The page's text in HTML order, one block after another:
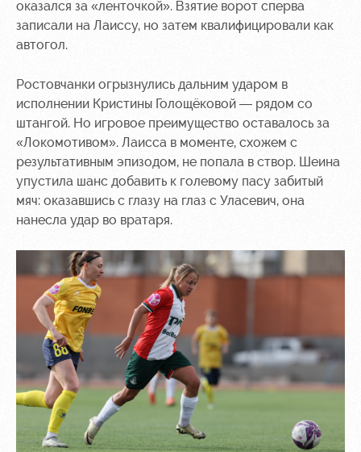
оказался за «ленточкой». Взятие ворот сперва
записали на Лаиссу, но затем квалифицировали как
автогол.
Ростовчанки огрызнулись дальним ударом в
исполнении Кристины Голощёковой — рядом со
штангой. Но игровое преимущество оставалось за
«Локомотивом». Лаисса в моменте, схожем с
результативным эпизодом, не попала в створ. Шеина
упустила шанс добавить к голевому пасу забитый
мяч: оказавшись с глазу на глаз с Уласевич, она
нанесла удар во вратаря.